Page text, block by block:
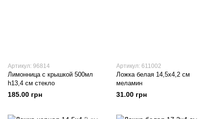
Артикул: 96814
Лимонница с крышкой 500мл
h13,4 см стекло
185.00 грн
Артикул: 611002
Ложка белая 14,5х4,2 см
меламин
31.00 грн